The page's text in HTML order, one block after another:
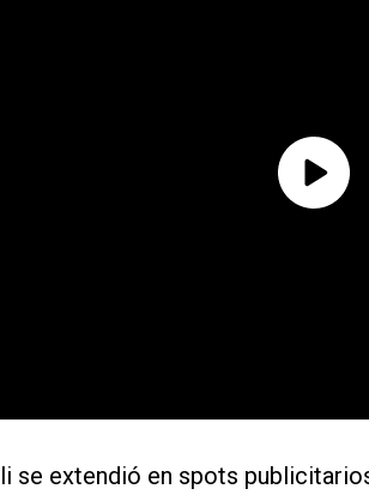
se extendió en spots